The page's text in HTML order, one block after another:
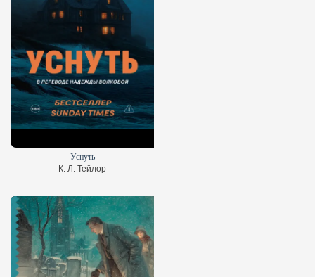
Уснуть
К. Л. Тейлор